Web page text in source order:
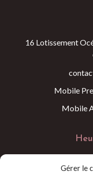
Gérer le
16 Lotissement
Mobile
Mobile